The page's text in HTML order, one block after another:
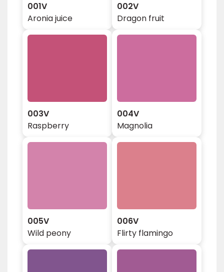
001V
Aronia juice
002V
Dragon fruit
003V
Raspberry
004V
Magnolia
005V
Wild peony
006V
Flirty flamingo